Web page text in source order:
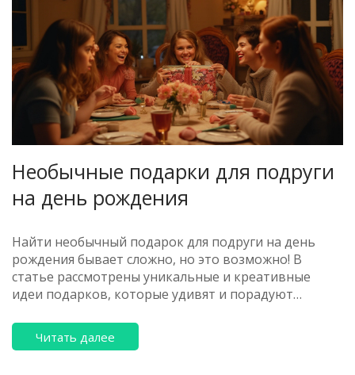
Необычные подарки для подруги
на день рождения
Найти необычный подарок для подруги на день
рождения бывает сложно, но это возможно! В
статье рассмотрены уникальные и креативные
идеи подарков, которые удивят и порадуют
подарок, сделать его персонализированным, а
также вдохновитесь интересными и практичными
Читать далее